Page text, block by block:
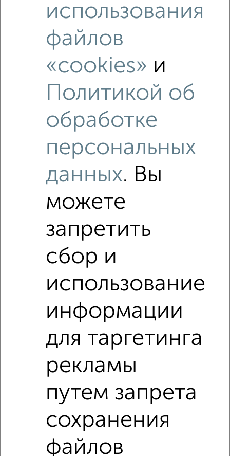
1-к квартира, на длительный срок, 42м², 9/11 этаж
в месяц
Октябрьский район, Мира 15
Агентство, 07.08.2026
в месяц
Агентство, 05.08.2026
1-к квартиры
на улице Мира С холодильником С мебелью
Со стиральной машиной С посудомоечной машиной
С телевизором
С телефоном С интернетом
Можно с ребенком Можно с животными
не последний этаж с балконом c большой кухней
с центральным отоплением
использования
файлов
«cookies» и
Политикой об
обработке
персональных
данных. Вы
можете
запретить
сбор и
использование
информации
для таргетинга
рекламы
путем запрета
сохранения
файлов